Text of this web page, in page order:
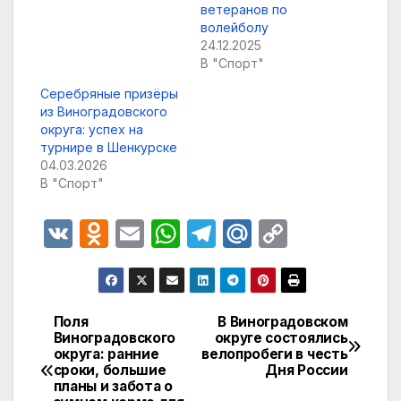
ветеранов по
волейболу
24.12.2025
В "Спорт"
Серебряные призёры
из Виноградовского
округа: успех на
турнире в Шенкурске
04.03.2026
В "Спорт"
V
O
d
n
kl
a
E
m
ail
W
h
at
T
el
e
gr
a
M
ail
.R
u
o
p
y
Li
n
Навигация
по
В Виноградовском
округе состоялись
велопробеги в честь
Дня России
Поля
Виноградовского
округа: ранние
сроки, большие
планы и забота о